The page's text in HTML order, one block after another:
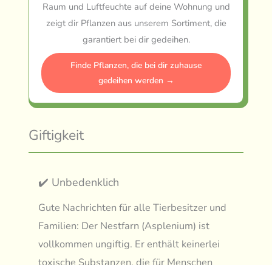
Raum und Luftfeuchte auf deine Wohnung und
zeigt dir Pflanzen aus unserem Sortiment, die
garantiert bei dir gedeihen.
Finde Pflanzen, die bei dir zuhause
gedeihen werden →
Giftigkeit
✔️ Unbedenklich
Gute Nachrichten für alle Tierbesitzer und
Familien: Der Nestfarn (Asplenium) ist
vollkommen ungiftig. Er enthält keinerlei